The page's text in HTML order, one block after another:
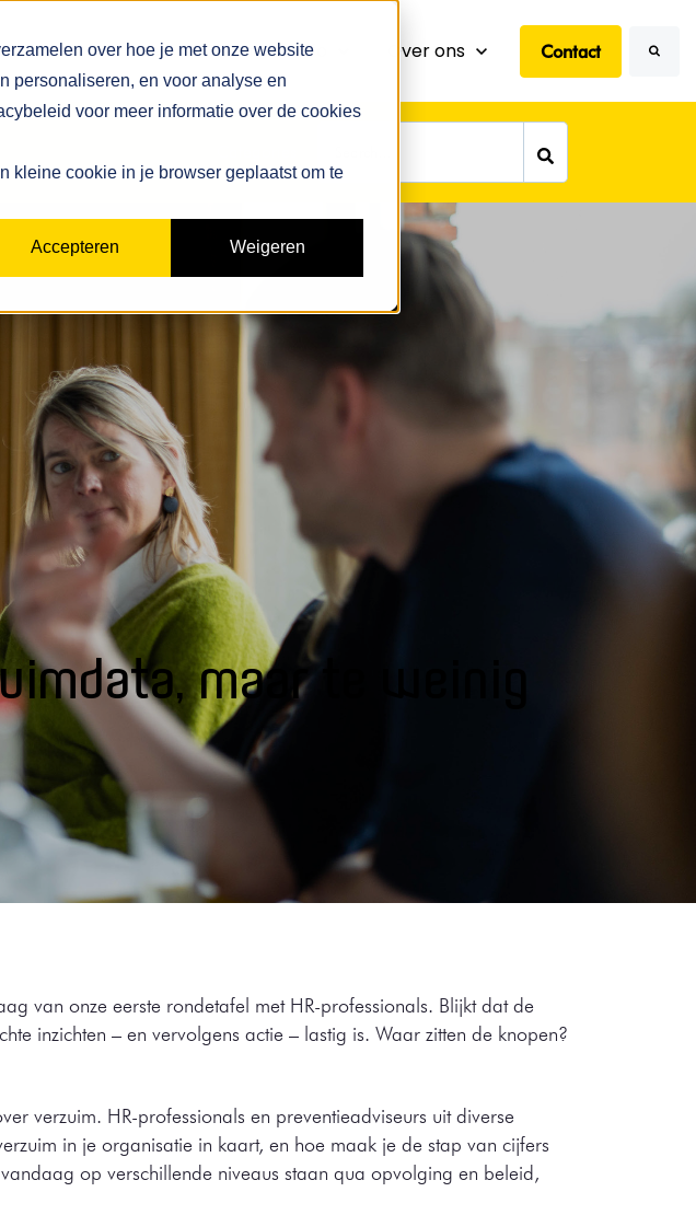
over hoe je met onze website
personaliseren, en voor analyse en
voor meer informatie over de cookies
kleine cookie in je browser geplaatst om te
Accepteren Weigeren
for Ons platform
Tarieven Show submenu for Kennis en info
Kennis en info Show submenu for Over ons
Over ons Contact Search
maar te weinig
van onze eerste rondetafel met HR-professionals. Blijkt dat de
inzichten – en vervolgens actie – lastig is. Waar zitten de knopen?
verzuim. HR-professionals en preventieadviseurs uit diverse
in je organisatie in kaart, en hoe maak je de stap van cijfers
op verschillende niveaus staan qua opvolging en beleid,